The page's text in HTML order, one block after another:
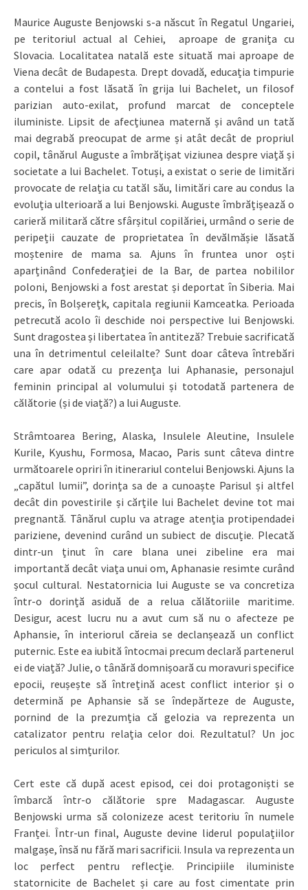
Maurice Auguste Benjowski s-a născut în Regatul Ungariei,
pe teritoriul actual al Cehiei, aproape de granița cu
Slovacia. Localitatea natală este situată mai aproape de
Viena decât de Budapesta. Drept dovadă, educația timpurie
a contelui a fost lăsată în grija lui Bachelet, un filosof
parizian auto-exilat, profund marcat de conceptele
iluministe. Lipsit de afecțiunea maternă și având un tată
mai degrabă preocupat de arme și atât decât de propriul
copil, tânărul Auguste a îmbrățișat viziunea despre viață și
societate a lui Bachelet. Totuși, a existat o serie de limitări
provocate de relația cu tatăl său, limitări care au condus la
evoluția ulterioară a lui Benjowski. Auguste îmbrățișează o
carieră militară către sfârșitul copilăriei, urmând o serie de
peripeții cauzate de proprietatea în devălmășie lăsată
moștenire de mama sa. Ajuns în fruntea unor oști
aparținând Confederației de la Bar, de partea nobililor
poloni, Benjowski a fost arestat și deportat în Siberia. Mai
precis, în Bolșerețk, capitala regiunii Kamceatka. Perioada
petrecută acolo îi deschide noi perspective lui Benjowski.
Sunt dragostea și libertatea în antiteză? Trebuie sacrificată
una în detrimentul celeilalte? Sunt doar câteva întrebări
care apar odată cu prezența lui Aphanasie, personajul
feminin principal al volumului și totodată partenera de
călătorie (și de viață?) a lui Auguste.
Strâmtoarea Bering, Alaska, Insulele Aleutine, Insulele
Kurile, Kyushu, Formosa, Macao, Paris sunt câteva dintre
următoarele opriri în itinerariul contelui Benjowski. Ajuns la
„capătul lumii”, dorința sa de a cunoaște Parisul și altfel
decât din povestirile și cărțile lui Bachelet devine tot mai
pregnantă. Tânărul cuplu va atrage atenția protipendadei
pariziene, devenind curând un subiect de discuție. Plecată
dintr-un ținut în care blana unei zibeline era mai
importantă decât viața unui om, Aphanasie resimte curând
șocul cultural. Nestatornicia lui Auguste se va concretiza
într-o dorință asiduă de a relua călătoriile maritime.
Desigur, acest lucru nu a avut cum să nu o afecteze pe
Aphansie, în interiorul căreia se declanșează un conflict
puternic. Este ea iubită întocmai precum declară partenerul
ei de viață? Julie, o tânără domnișoară cu moravuri specifice
epocii, reușește să întrețină acest conflict interior și o
determină pe Aphansie să se îndepărteze de Auguste,
pornind de la prezumția că gelozia va reprezenta un
catalizator pentru relația celor doi. Rezultatul? Un joc
periculos al simțurilor.
Cert este că după acest episod, cei doi protagoniști se
îmbarcă într-o călătorie spre Madagascar. Auguste
Benjowski urma să colonizeze acest teritoriu în numele
Franței. Într-un final, Auguste devine liderul populațiilor
malgașe, însă nu fără mari sacrificii. Insula va reprezenta un
loc perfect pentru reflecție. Principiile iluministe
statornicite de Bachelet și care au fost cimentate prin